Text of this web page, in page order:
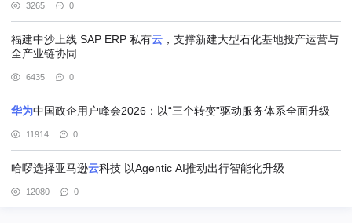
3265 0
福建中沙上线 SAP ERP 私有云 ，支撑新建大型石化基地投产运营与
全产业链协同
6435 0
华为中国政企用户峰会2026：以“三个转变”驱动服务体系全面升级
11914 0
哈啰选择亚马逊云科技 以Agentic AI推动出行智能化升级
12080 0